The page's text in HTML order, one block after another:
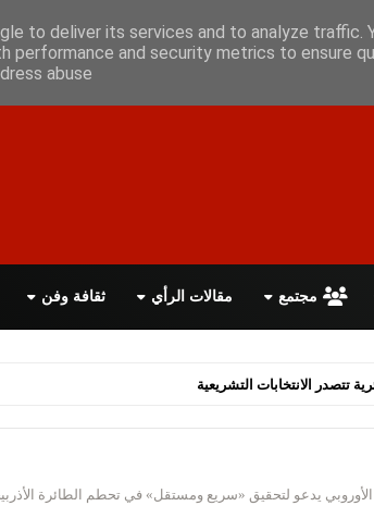
أعلن معانا اتصل بنا اقرأ الصحيفة PDF
مجتمع مقالات الرأي ثقافة وفن
من رئاسة الحكومة البريطانية
الأوروبي يدعو لتحقيق «سريع ومستقل» في تحطم الطائرة
to deliver its services and to analyze traffic.
performance and security metrics to ensure
abuse.